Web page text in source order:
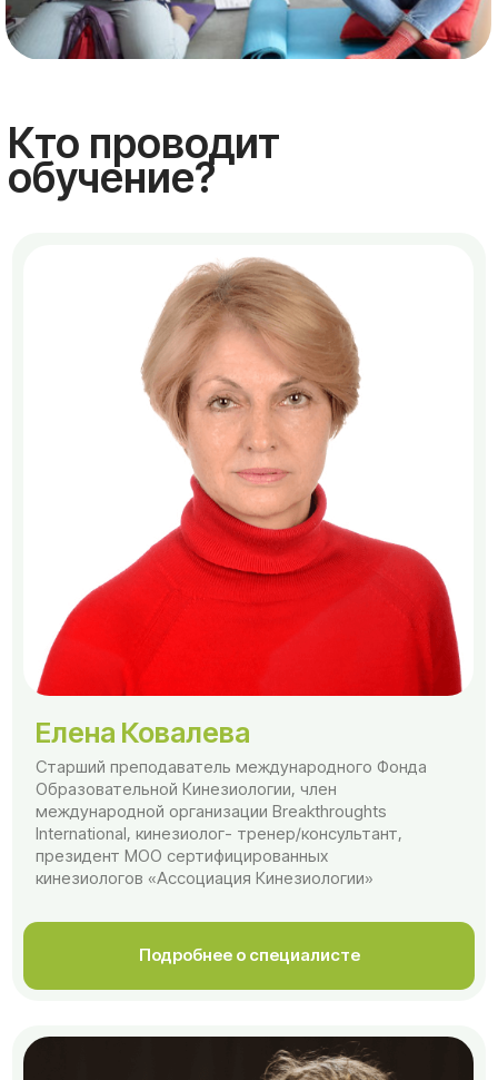
«Гимнастики мозга», директор российского
Старший преподаватель международного Фонда
International, кинезиолог- тренер/консультант,
президент МОО сертифицированных
кинезиологов «Ассоциация Кинезиологии»
Елена Ковалева
Подробнее о специалисте
Подробнее о специалисте